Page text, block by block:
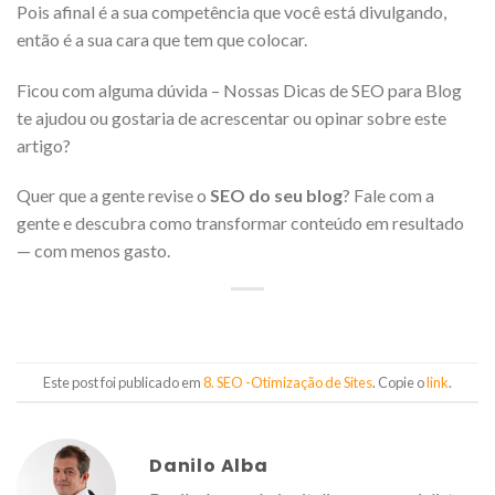
Pois afinal é a sua competência que você está divulgando,
então é a sua cara que tem que colocar.
Ficou com alguma dúvida – Nossas Dicas de SEO para Blog
te ajudou ou gostaria de acrescentar ou opinar sobre este
artigo?
Quer que a gente revise o SEO do seu blog? Fale com a
gente e descubra como transformar conteúdo em resultado
— com menos gasto.
Este post foi publicado em8. SEO -Otimização de Sites. Copie olink.
Danilo Alba